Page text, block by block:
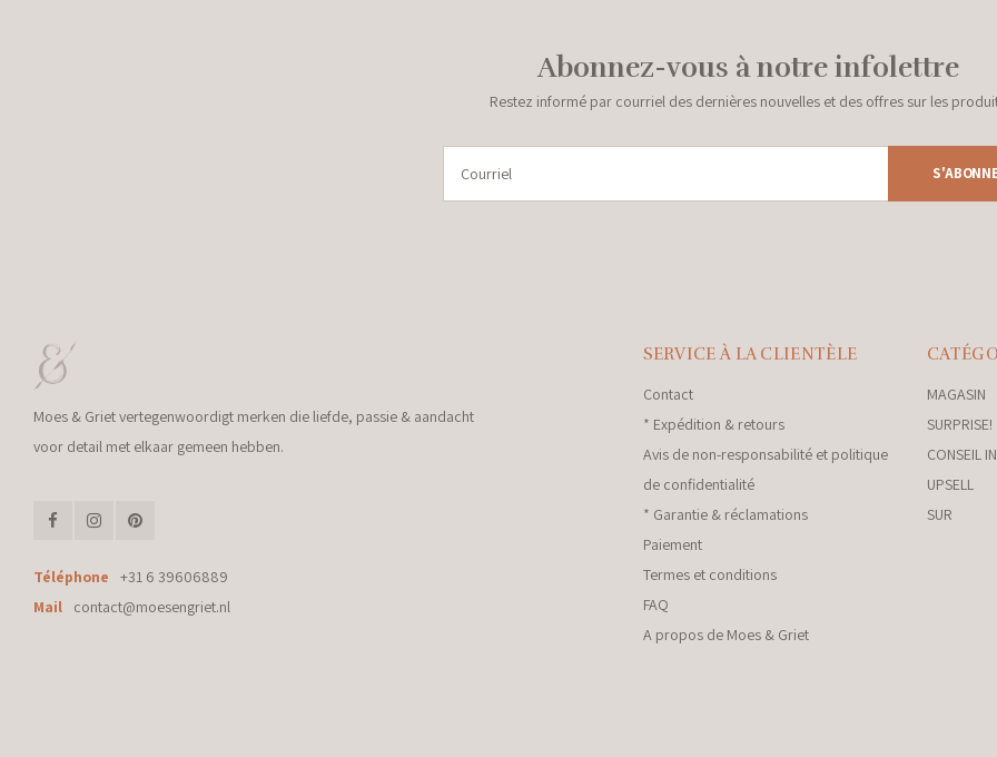
Abonnez-vous à notre infolettre
Restez informé par courriel des dernières nouvelles et des offres sur les
Moes & Griet vertegenwoordigt merken die liefde, passie & aandacht
voor detail met elkaar gemeen hebben.
Téléphone
+31 6 39606889
Mail
contact@moesengriet.nl
SERVICE À LA CLIENTÈLE
Contact
* Expédition & retours
Avis de non-responsabilité et politique
de confidentialité
* Garantie & réclamations
Paiement
Termes et conditions
FAQ
A propos de Moes & Griet
MAGASIN
SURPRISE!
CONSEIL
UPSELL
SUR